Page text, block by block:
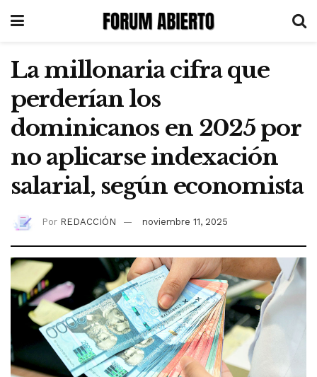
La millonaria cifra que
perderían los
dominicanos en 2025 por
no aplicarse indexación
salarial, según economista
Por REDACCIÓN noviembre 11, 2025